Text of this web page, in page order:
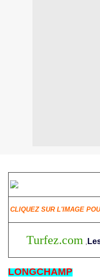
CLIQUEZ SUR L'IMAGE
Turfez.com
LONGCHAMP